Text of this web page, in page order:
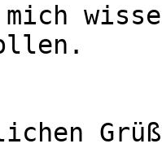
mich